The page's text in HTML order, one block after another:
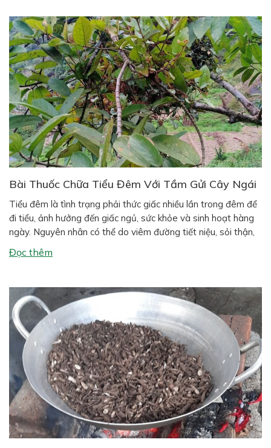
Bài Thuốc Chữa Tiểu Đêm Với Tầm Gửi Cây Ngái
Tiểu đêm là tình trạng phải thức giấc nhiều lần trong đêm để
đi tiểu, ảnh hưởng đến giấc ngủ, sức khỏe và sinh hoạt hàng
ngày. Nguyên nhân có thể do viêm đường tiết niệu, sỏi thận,
suy thận, phì đại tiền liệt tuyến (ở nam giới), hoặc thói quen
sinh hoạt như uống […]
Đọc thêm